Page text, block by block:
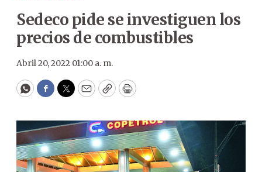
Sedeco pide se investiguen los
precios de combustibles
Abril 20, 2022 01:00 a. m.
WhatsApp
Facebook
Twitter
EmailCopyPrint